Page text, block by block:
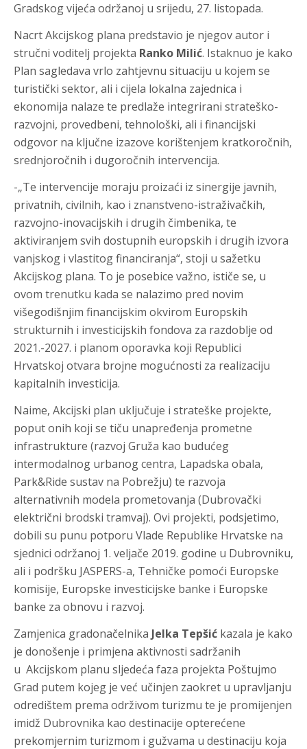
Gradskog vijeća održanoj u srijedu, 27. listopada.
Nacrt Akcijskog plana predstavio je njegov autor i
stručni voditelj projekta Ranko Milić. Istaknuo je kako
Plan sagledava vrlo zahtjevnu situaciju u kojem se
turistički sektor, ali i cijela lokalna zajednica i
ekonomija nalaze te predlaže integrirani strateško-
razvojni, provedbeni, tehnološki, ali i financijski
odgovor na ključne izazove korištenjem kratkoročnih,
srednjoročnih i dugoročnih intervencija.
-„Te intervencije moraju proizaći iz sinergije javnih,
privatnih, civilnih, kao i znanstveno-istraživačkih,
razvojno-inovacijskih i drugih čimbenika, te
aktiviranjem svih dostupnih europskih i drugih izvora
vanjskog i vlastitog financiranja“, stoji u sažetku
Akcijskog plana. To je posebice važno, ističe se, u
ovom trenutku kada se nalazimo pred novim
višegodišnjim financijskim okvirom Europskih
strukturnih i investicijskih fondova za razdoblje od
2021.-2027. i planom oporavka koji Republici
Hrvatskoj otvara brojne mogućnosti za realizaciju
kapitalnih investicija.
Naime, Akcijski plan uključuje i strateške projekte,
poput onih koji se tiču unapređenja prometne
infrastrukture (razvoj Gruža kao budućeg
intermodalnog urbanog centra, Lapadska obala,
Park&Ride sustav na Pobrežju) te razvoja
alternativnih modela prometovanja (Dubrovački
električni brodski tramvaj). Ovi projekti, podsjetimo,
dobili su punu potporu Vlade Republike Hrvatske na
sjednici održanoj 1. veljače 2019. godine u Dubrovniku,
ali i podršku JASPERS-a, Tehničke pomoći Europske
komisije, Europske investicijske banke i Europske
banke za obnovu i razvoj.
Zamjenica gradonačelnika Jelka Tepšić kazala je kako
je donošenje i primjena aktivnosti sadržanih
u Akcijskom planu sljedeća faza projekta Poštujmo
Grad putem kojeg je već učinjen zaokret u upravljanju
odredištem prema održivom turizmu te je promijenjen
imidž Dubrovnika kao destinacije opterećene
prekomjernim turizmom i gužvama u destinaciju koja